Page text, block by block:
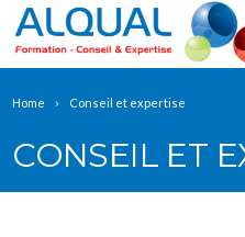
Home Conseil et expertise
CONSEIL ET